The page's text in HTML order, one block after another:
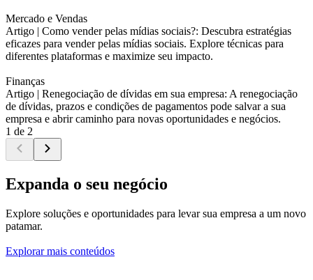
Mercado e Vendas
Artigo | Como vender pelas mídias sociais?: Descubra estratégias
eficazes para vender pelas mídias sociais. Explore técnicas para
diferentes plataformas e maximize seu impacto.
Finanças
Artigo | Renegociação de dívidas em sua empresa: A renegociação
de dívidas, prazos e condições de pagamentos pode salvar a sua
empresa e abrir caminho para novas oportunidades e negócios.
1 de 2
Expanda o seu negócio
Explore soluções e oportunidades para levar sua empresa a um novo
patamar.
Explorar mais conteúdos